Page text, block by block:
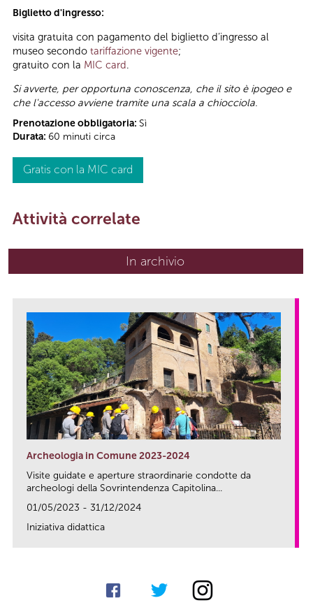
Biglietto d'ingresso:
visita gratuita con pagamento del biglietto d’ingresso al
museo secondo tariffazione vigente;
gratuito con la MIC card.
Si avverte, per opportuna conoscenza, che il sito è ipogeo e
che l'accesso avviene tramite una scala a chiocciola.
Prenotazione obbligatoria: Sì
Durata: 60 minuti circa
Gratis con la MIC card
Attività correlate
In archivio
Archeologia in Comune 2023-2024
Visite guidate e aperture straordinarie condotte da
archeologi della Sovrintendenza Capitolina...
01/05/2023 - 31/12/2024
Iniziativa didattica